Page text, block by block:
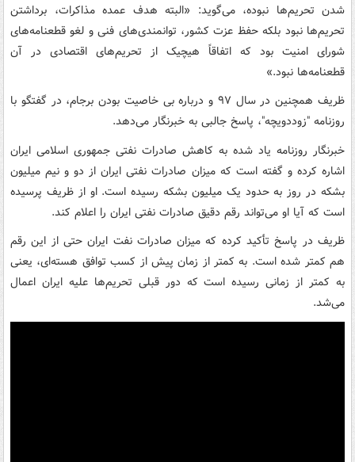
شدن تحریم‌ها نبوده، می‌گوید: «البته هدف عمده مذاکرات، برداشتن
تحریم‌ها نبود بلکه حفظ عزت کشور، توانمندی‌های فنی و لغو قطعنامه‌های
شورای امنیت بود که اتفاقاً هیچیک از تحریم‌های اقتصادی در آن
قطعنامه‌ها نبود.»
ظریف همچنین در سال ۹۷ و درباره بی خاصیت بودن برجام، در گفتگو با
روزنامه "زوددویچه"، پاسخ جالبی به خبرنگار می‌دهد.
خبرنگار روزنامه یاد شده به کاهش صادرات نفتی جمهوری اسلامی ایران
اشاره کرده و گفته است که میزان صادرات نفتی ایران از دو و نیم میلیون
بشکه در روز به حدود یک میلیون بشکه رسیده است. او از ظریف پرسیده
است که آیا او می‌تواند رقم دقیق صادرات نفتی ایران را اعلام کند.
ظریف در پاسخ تأکید کرده که میزان صادرات نفت ایران حتی از این رقم
هم کمتر شده است. به کمتر از زمان پیش از کسب توافق هسته‌ای، یعنی
به کمتر از زمانی رسیده است که دور قبلی تحریم‌ها علیه ایران اعمال
می‌شد.